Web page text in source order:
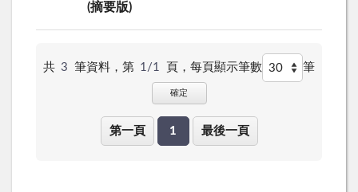
(摘要版)
共 3 筆資料，第 1/1 頁， 每頁顯示筆數 筆
確定
第一頁 1 最後一頁